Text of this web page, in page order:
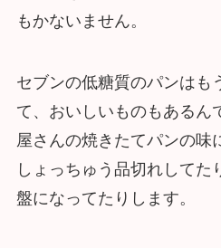
もかないません。
セブンの低糖質のパンはも
て、おいしいものもあるん
屋さんの焼きたてパンの味
しょっちゅう品切れしてた
盤になってたりします。